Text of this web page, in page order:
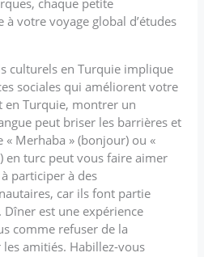
votre voyage global d’études
culturels en Turquie implique
sociales qui améliorent votre
en Turquie, montrer un
peut briser les barrières et
Merhaba » (bonjour) ou «
en turc peut vous faire aimer
participer à des
car ils font partie
est une expérience
comme refuser de la
amitiés. Habillez-vous